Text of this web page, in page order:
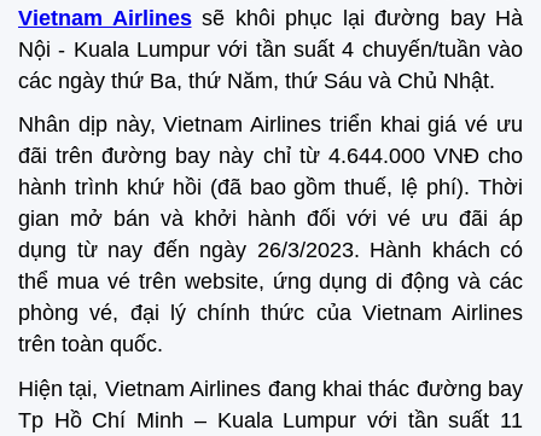
Vietnam Airlinessẽ khôi phục lại đường bay Hà
Nội - Kuala Lumpur với tần suất 4 chuyến/tuần vào
các ngày thứ Ba, thứ Năm, thứ Sáu và Chủ Nhật.
Nhân dịp này, Vietnam Airlines triển khai giá vé ưu
đãi trên đường bay này chỉ từ 4.644.000 VNĐ cho
hành trình khứ hồi (đã bao gồm thuế, lệ phí). Thời
gian mở bán và khởi hành đối với vé ưu đãi áp
dụng từ nay đến ngày 26/3/2023. Hành khách có
thể mua vé trên website, ứng dụng di động và các
phòng vé, đại lý chính thức của Vietnam Airlines
trên toàn quốc.
Hiện tại, Vietnam Airlines đang khai thác đường bay
Tp Hồ Chí Minh – Kuala Lumpur với tần suất 11